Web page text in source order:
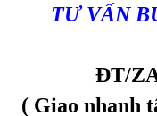
TƯ VẤN
ĐT/
( Giao nhanh